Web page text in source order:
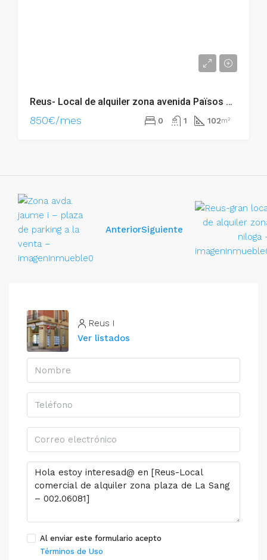
Reus- Local de alquiler zona avenida Països Catalans – 002.06181
850€/mes 0 1 102m²
AnteriorSiguiente
Reus I
Ver listados
Al enviar este formulario acepto
Términos de Uso